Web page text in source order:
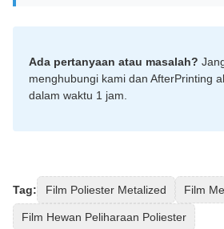
Ada pertanyaan atau masalah?
menghubungi kami dan AfterPrinting
dalam waktu 1 jam.
Tag: Film Poliester Metalized Film
Film Hewan Peliharaan Poliester